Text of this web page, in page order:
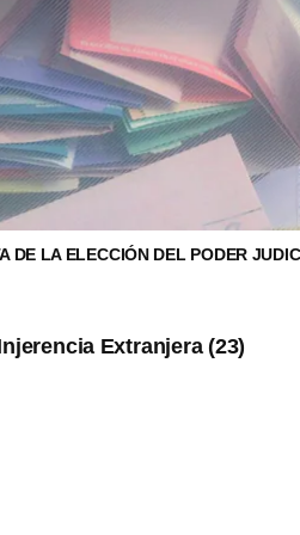
DE LA ELECCIÓN DEL PODER
Extranjera (23)